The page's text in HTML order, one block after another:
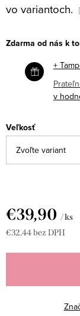
vo variantoch.
Zdarma od nás k
+
v
Veľkosť
€39,90 / ks
€32,44 bez DPH
cena: